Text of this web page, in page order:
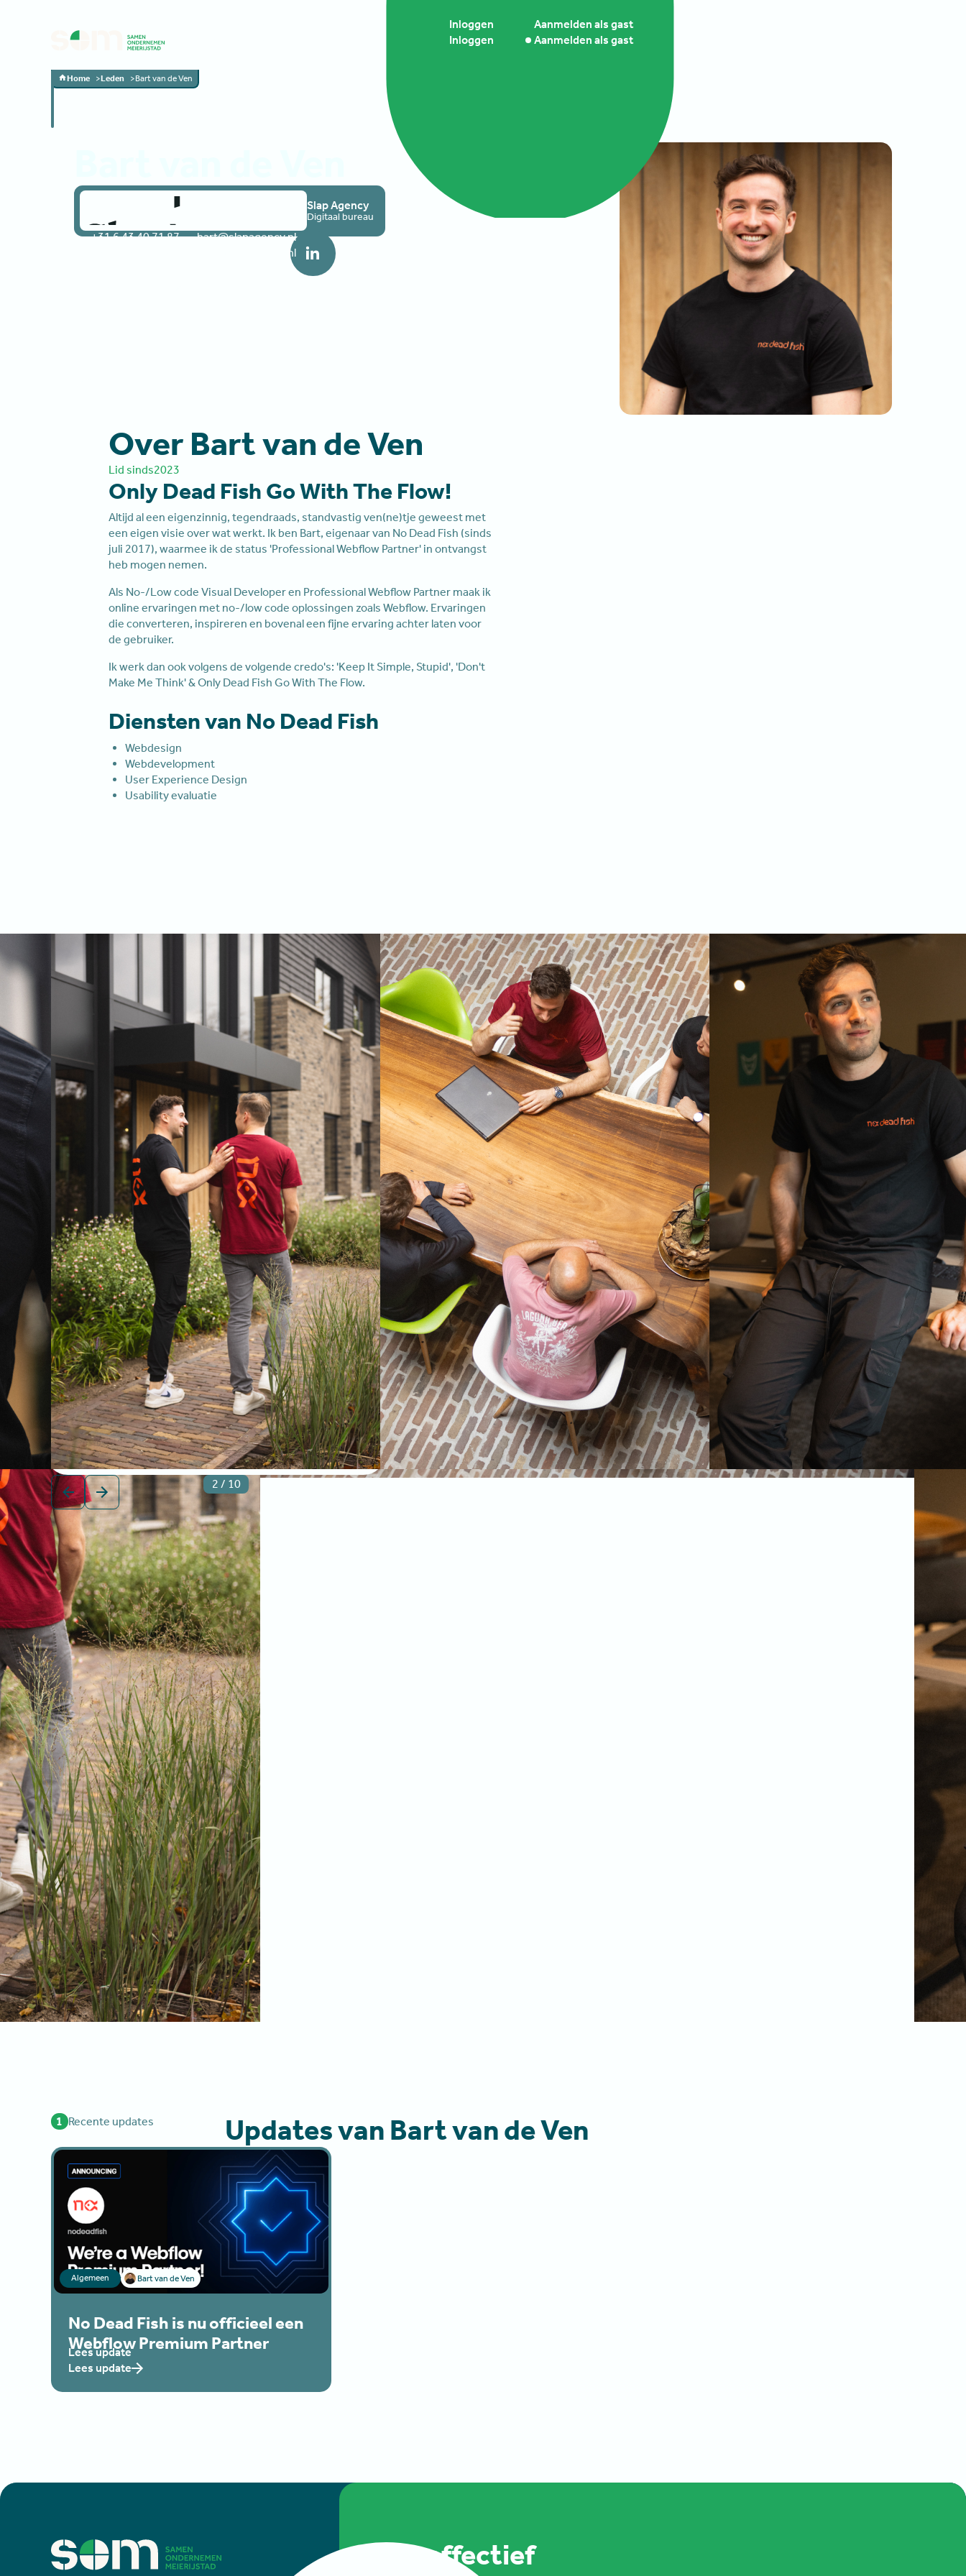
Inloggen
Inloggen
Aanmelden als gast
Aanmelden als gast
Home Leden Bart van de Ven
Slap Agency
Digitaal bureau
+31 6 43 40 71 87
bart@slapagency.nl
bart@slapagency.nl
Over Bart van de Ven
Lid sinds2023
Only Dead Fish Go With The Flow!
Altijd al een eigenzinnig, tegendraads, standvastig ven(ne)tje geweest met
een eigen visie over wat werkt. Ik ben Bart, eigenaar van No Dead Fish (sinds
juli 2017), waarmee ik de status 'Professional Webflow Partner' in ontvangst
heb mogen nemen.
Als No-/Low code Visual Developer en Professional Webflow Partner maak ik
online ervaringen met no-/low code oplossingen zoals Webflow. Ervaringen
die converteren, inspireren en bovenal een fijne ervaring achter laten voor
de gebruiker.
Ik werk dan ook volgens de volgende credo's: 'Keep It Simple, Stupid', 'Don't
Make Me Think' & Only Dead Fish Go With The Flow.
Diensten van No Dead Fish
Webdesign
Webdevelopment
User Experience Design
Usability evaluatie
2 / 10
1 Recente updates Updates van Bart van de Ven
Algemeen Bart van de Ven
No Dead Fish is nu officieel een
Webflow Premium Partner
Lees update
Lees update
Ook effectief